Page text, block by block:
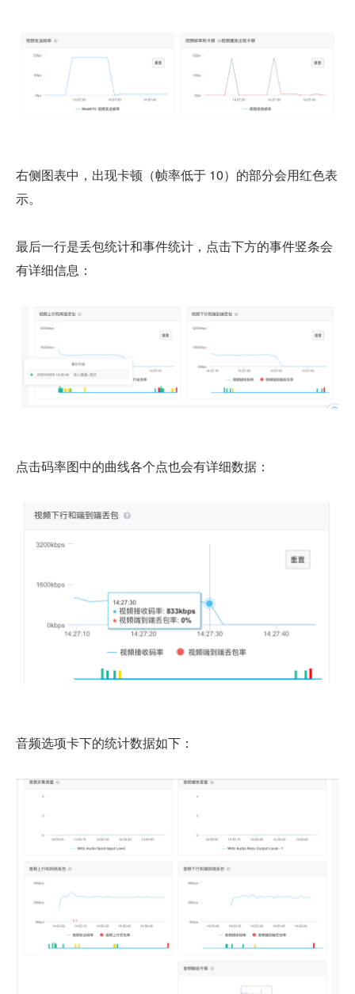
右侧图表中，出现卡顿（帧率低于 10）的部分会用红色表
示。
最后一行是丢包统计和事件统计，点击下方的事件竖条会
有详细信息：
点击码率图中的曲线各个点也会有详细数据：
音频选项卡下的统计数据如下：